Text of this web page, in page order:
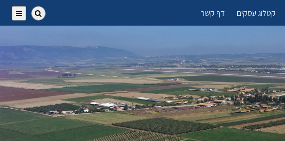
קטלוג עסקים דף קשר